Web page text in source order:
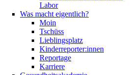
Labor
Was macht eigentlich?
Moin
Tschüss
Lieblingsplatz
Kinderreporter:innen
Reportage
Karriere